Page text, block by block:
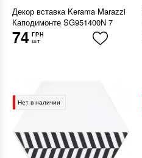
Декор вставка Kerama Marazzi
Каподимонте SG951400N 7
74 ГРН
шт
Нет в наличии